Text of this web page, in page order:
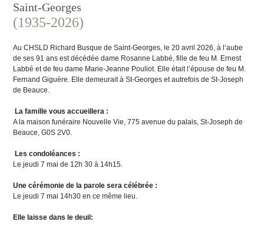
Saint-Georges
(1935-2026)
Au CHSLD Richard Busque de Saint-Georges, le 20 avril 2026, à l’aube
de ses 91 ans est décédée dame Rosanne Labbé, fille de feu M. Ernest
Labbé et de feu dame Marie-Jeanne Pouliot. Elle était l’épouse de feu M.
Fernand Giguère. Elle demeurait à St-Georges et autrefois de St-Joseph
de Beauce.
La famille vous accueillera :
A la maison funéraire Nouvelle Vie, 775 avenue du palais, St-Joseph de
Beauce, G0S 2V0.
Les condoléances :
Le jeudi 7 mai de 12h 30 à 14h15.
Une cérémonie de la parole sera célébrée :
Le jeudi 7 mai 14h30 en ce même lieu.
Elle laisse dans le deuil: